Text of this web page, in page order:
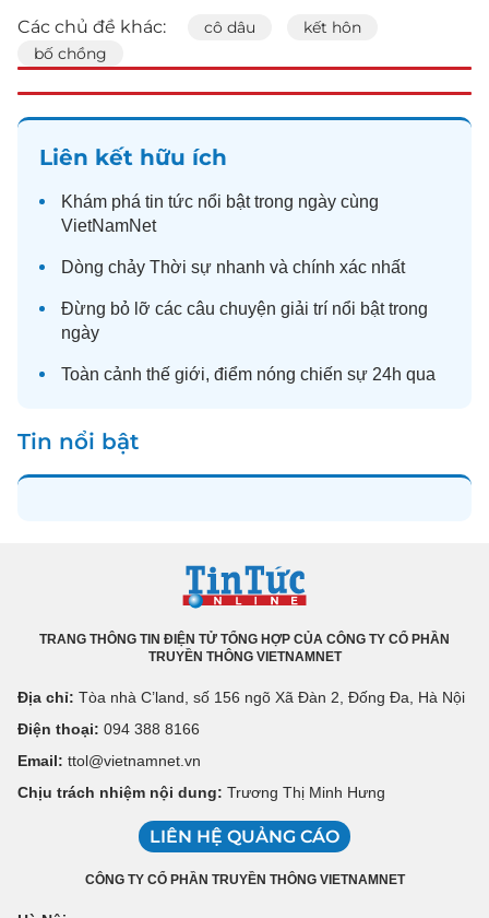
Các chủ đề khác: cô dâu
kết hôn
bố chồng
Liên kết hữu ích
Khám phá tin tức nổi bật trong ngày cùng
VietNamNet
Dòng chảy Thời sự nhanh và chính xác nhất
Đừng bỏ lỡ các câu chuyện giải trí nổi bật trong
ngày
Toàn cảnh thế giới, điểm nóng chiến sự 24h qua
Tin nổi bật
TRANG THÔNG TIN ĐIỆN TỬ TỔNG HỢP CỦA CÔNG TY CỔ PHẦN
TRUYỀN THÔNG VIETNAMNET
Địa chỉ: Tòa nhà C’land, số 156 ngõ Xã Đàn 2, Đống Đa, Hà Nội
Điện thoại: 094 388 8166
Email: ttol@vietnamnet.vn
Chịu trách nhiệm nội dung: Trương Thị Minh Hưng
LIÊN HỆ QUẢNG CÁO
CÔNG TY CỔ PHẦN TRUYỀN THÔNG VIETNAMNET